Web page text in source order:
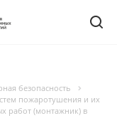
безопасность
пожаротушения и их
работ (монтажник) в